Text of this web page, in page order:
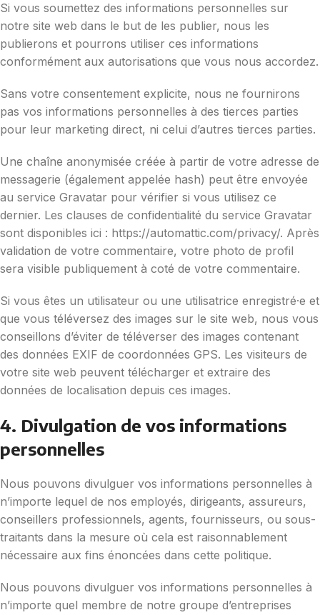
Si vous soumettez des informations personnelles sur
notre site web dans le but de les publier, nous les
publierons et pourrons utiliser ces informations
conformément aux autorisations que vous nous accordez.
Sans votre consentement explicite, nous ne fournirons
pas vos informations personnelles à des tierces parties
pour leur marketing direct, ni celui d’autres tierces parties.
Une chaîne anonymisée créée à partir de votre adresse de
messagerie (également appelée hash) peut être envoyée
au service Gravatar pour vérifier si vous utilisez ce
dernier. Les clauses de confidentialité du service Gravatar
sont disponibles ici : https://automattic.com/privacy/. Après
validation de votre commentaire, votre photo de profil
sera visible publiquement à coté de votre commentaire.
Si vous êtes un utilisateur ou une utilisatrice enregistré·e et
que vous téléversez des images sur le site web, nous vous
conseillons d’éviter de téléverser des images contenant
des données EXIF de coordonnées GPS. Les visiteurs de
votre site web peuvent télécharger et extraire des
données de localisation depuis ces images.
4. Divulgation de vos informations
personnelles
Nous pouvons divulguer vos informations personnelles à
n’importe lequel de nos employés, dirigeants, assureurs,
conseillers professionnels, agents, fournisseurs, ou sous-
traitants dans la mesure où cela est raisonnablement
nécessaire aux fins énoncées dans cette politique.
Nous pouvons divulguer vos informations personnelles à
n’importe quel membre de notre groupe d’entreprises